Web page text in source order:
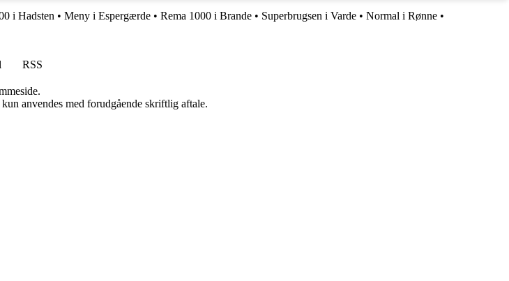
i Hadsten • Meny i Espergærde • Rema 1000 i Brande • Superbrugsen i Varde • Normal i Rønne •
RSS
anvendes med forudgående skriftlig aftale.